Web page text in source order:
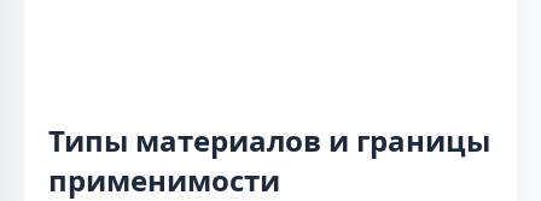
Типы материалов и границы
применимости